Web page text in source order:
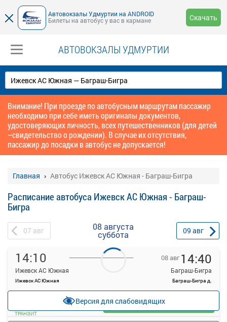
Автовокзалы Удмуртии на ANDROID
Билеты на автобус у вас в кармане
Скачать
АВТОВОКЗАЛЫ УДМУРТИИ
Внимание! При проезде по автобусным маршрутам пассажир
необходимо при себе иметь оригиналы документов,
удостоверяющих личность, всех путешественников (для детей
–свидетельство о рождении). В случае их отсутствия,
пассажир до посадки в автобус не допускается!
Главная Автобус Ижевск АС Южная - Баграш-Бигра
Расписание автобуса Ижевск АС Южная - Баграш-
Бигра
07 авг 08 августа
суббота 09 авг
14:10
Ижевск АС Южная
Ижевск АС Южная
08 авг 14:40
Баграш-Бигра
Баграш-Бигра д.
—
ТРАНЗИТ
Загрузить цену
Версия для слабовидящих